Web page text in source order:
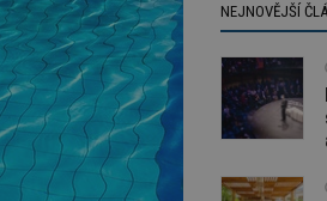
NEJNOVĚJŠÍ